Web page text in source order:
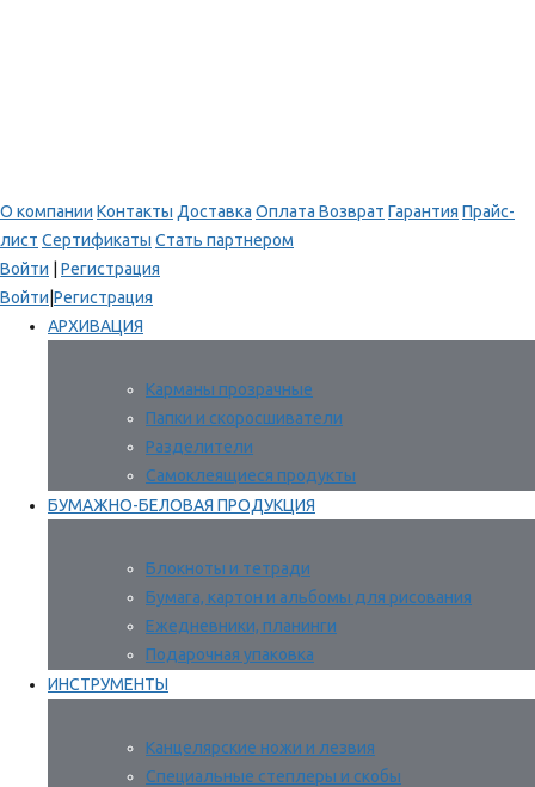
О компании Контакты Доставка Оплата Возврат Гарантия Прайс-
лист Сертификаты Стать партнером
Войти
Регистрация
Войти Регистрация
АРХИВАЦИЯ
Карманы прозрачные
Папки и скоросшиватели
Разделители
Самоклеящиеся продукты
БУМАЖНО-БЕЛОВАЯ ПРОДУКЦИЯ
Блокноты и тетради
Бумага, картон и альбомы для рисования
Ежедневники, планинги
Подарочная упаковка
ИНСТРУМЕНТЫ
Канцелярские ножи и лезвия
Специальные степлеры и скобы